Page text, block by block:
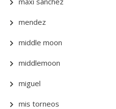
mendez
middle moon
middlemoon
miguel
mis torneos